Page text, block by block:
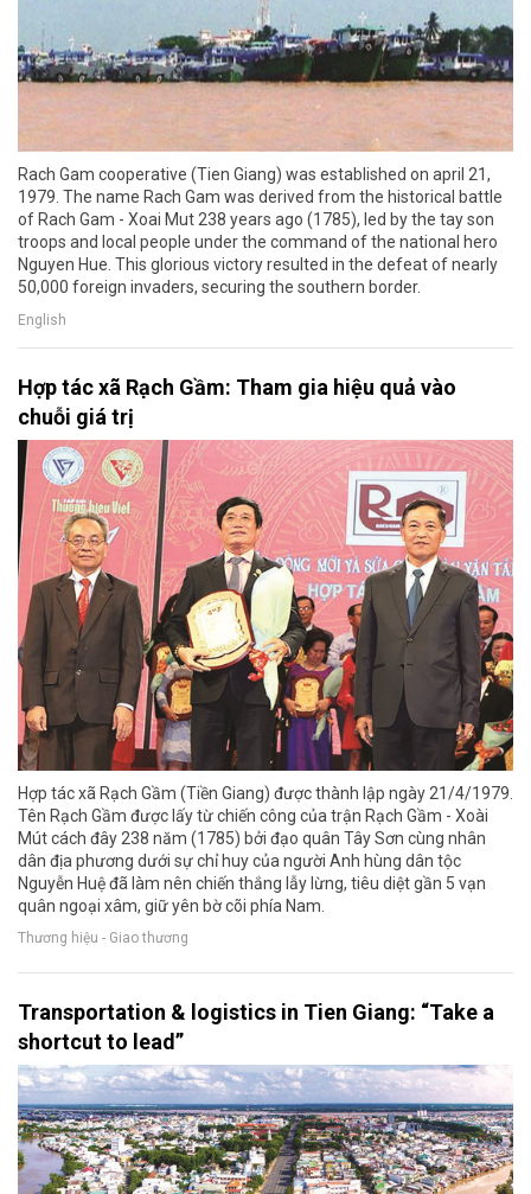
Rach Gam cooperative (Tien Giang) was established on april 21,
1979. The name Rach Gam was derived from the historical battle
of Rach Gam - Xoai Mut 238 years ago (1785), led by the tay son
troops and local people under the command of the national hero
Nguyen Hue. This glorious victory resulted in the defeat of nearly
50,000 foreign invaders, securing the southern border.
English
Hợp tác xã Rạch Gầm: Tham gia hiệu quả vào
chuỗi giá trị
Hợp tác xã Rạch Gầm (Tiền Giang) được thành lập ngày 21/4/1979.
Tên Rạch Gầm được lấy từ chiến công của trận Rạch Gầm - Xoài
Mút cách đây 238 năm (1785) bởi đạo quân Tây Sơn cùng nhân
dân địa phương dưới sự chỉ huy của người Anh hùng dân tộc
Nguyễn Huệ đã làm nên chiến thắng lẫy lừng, tiêu diệt gần 5 vạn
quân ngoại xâm, giữ yên bờ cõi phía Nam.
Thương hiệu - Giao thương
Transportation & logistics in Tien Giang: “Take a
shortcut to lead”